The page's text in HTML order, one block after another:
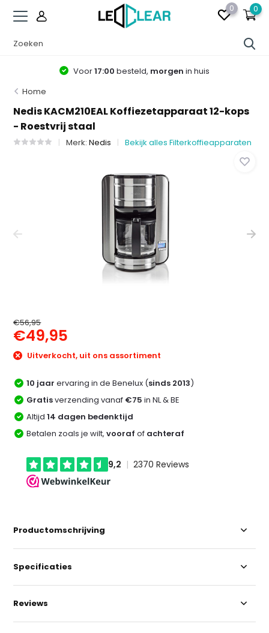
0 0
Voor17:00 besteld, morgen in huis
Home
Nedis KACM210EAL Koffiezetapparaat 12-kops
- Roestvrij staal
Merk:Nedis Bekijk alles Filterkoffieapparaten
€56,95
€49,95
Uitverkocht, uit ons assortiment
10 jaar ervaring in de Benelux (sinds 2013)
Gratisverzending vanaf €75 in NL & BE
Altijd14 dagen bedenktijd
Betalen zoals je wilt,vooraf of achteraf
Productomschrijving
Specificaties
Reviews